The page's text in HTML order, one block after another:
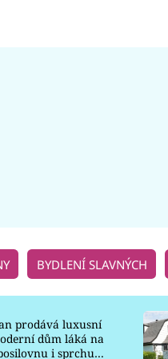
BYDLENÍ SLAVNÝCH
prodává luxusní
dům láká na
i sprchu